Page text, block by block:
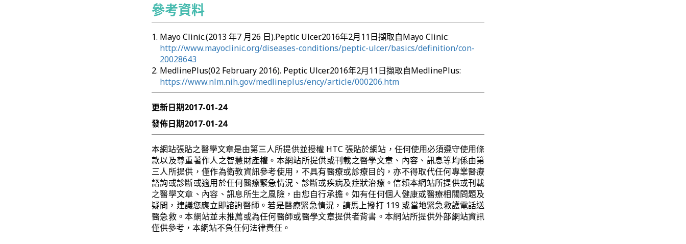
參考資料
Mayo Clinic.(2013 年7 月26 日).Peptic Ulcer.2016年2月11日擷取自Mayo Clinic:
http://www.mayoclinic.org/diseases-conditions/peptic-ulcer/basics/definition/con-
20028643
MedlinePlus(02 February 2016). Peptic Ulcer.2016年2月11日擷取自MedlinePlus:
https://www.nlm.nih.gov/medlineplus/ency/article/000206.htm
更新日期2017-01-24
發佈日期2017-01-24
本網站張貼之醫學文章是由第三人所提供並授權 HTC 張貼於網站，任何使用必須遵守使用條
款以及尊重著作人之智慧財產權。本網站所提供或刊載之醫學文章、內容、訊息等均係由第
三人所提供，僅作為衛教資訊參考使用，不具有醫療或診療目的，亦不得取代任何專業醫療
諮詢或診斷或適用於任何醫療緊急情況、診斷或疾病及症狀治療。信賴本網站所提供或刊載
之醫學文章、內容、訊息所生之風險，由您自行承擔。如有任何個人健康或醫療相關問題及
疑問，建議您應立即諮詢醫師。若是醫療緊急情況，請馬上撥打 119 或當地緊急救護電話送
醫急救。本網站並未推薦或為任何醫師或醫學文章提供者背書。本網站所提供外部網站資訊
僅供參考，本網站不負任何法律責任。